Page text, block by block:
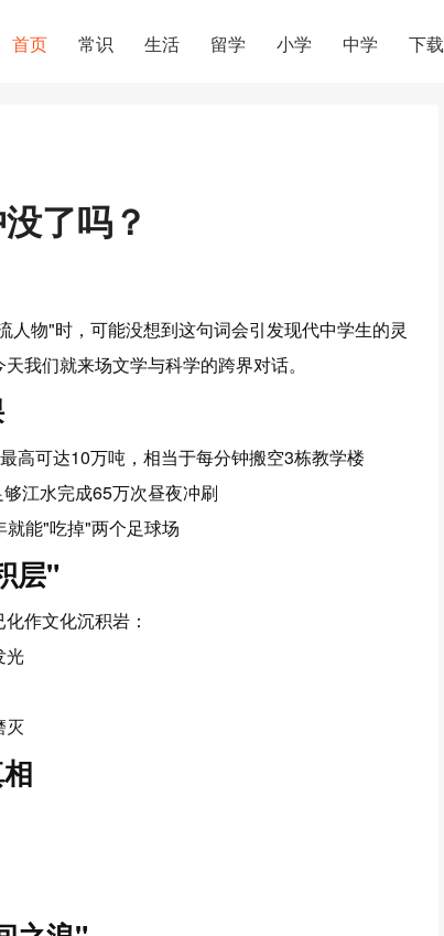
首页 常识 生活 留学 小学 中学 下载
了吗？
人物"时，可能没想到这句词会引发现代中学生的灵
天我们就来场文学与科学的跨界对话。
高可达10万吨 ，相当于每分钟搬空3栋教学楼
够江水完成65万次昼夜冲刷
就能"吃掉"两个足球场
层"
化作文化沉积岩 ：
光
灭